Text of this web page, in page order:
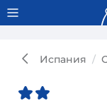
Тонкости
Испания